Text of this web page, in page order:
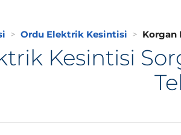
Ordu Elektrik Kesintisi Korgan
Kesintisi